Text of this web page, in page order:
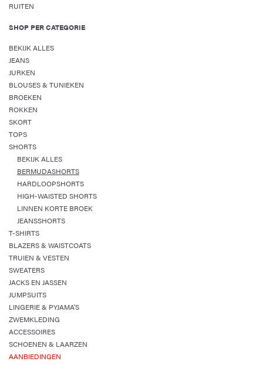
RUITEN
SHOP PER CATEGORIE
BEKIJK ALLES
JEANS
JURKEN
BLOUSES & TUNIEKEN
BROEKEN
ROKKEN
SKORT
TOPS
SHORTS
BEKIJK ALLES
BERMUDASHORTS
HARDLOOPSHORTS
HIGH-WAISTED SHORTS
LINNEN KORTE BROEK
JEANSSHORTS
T-SHIRTS
BLAZERS & WAISTCOATS
TRUIEN & VESTEN
SWEATERS
JACKS EN JASSEN
JUMPSUITS
LINGERIE & PYJAMA'S
ZWEMKLEDING
ACCESSOIRES
SCHOENEN & LAARZEN
AANBIEDINGEN